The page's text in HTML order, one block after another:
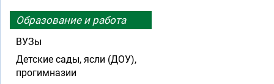
Образование и работа
ВУЗы
Детские сады, ясли (ДОУ),
прогимназии